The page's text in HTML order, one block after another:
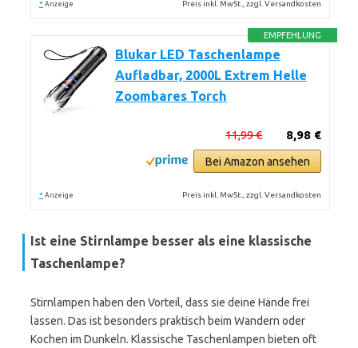
* Anzeige Preis inkl. MwSt., zzgl. Versandkosten
EMPFEHLUNG
Blukar LED Taschenlampe
Aufladbar, 2000L Extrem Helle
Zoombares Torch
8,98 €
11,99 €
Bei Amazon ansehen
* Anzeige Preis inkl. MwSt., zzgl. Versandkosten
Ist eine Stirnlampe besser als eine klassische
Taschenlampe?
Stirnlampen haben den Vorteil, dass sie deine Hände frei
lassen. Das ist besonders praktisch beim Wandern oder
Kochen im Dunkeln. Klassische Taschenlampen bieten oft